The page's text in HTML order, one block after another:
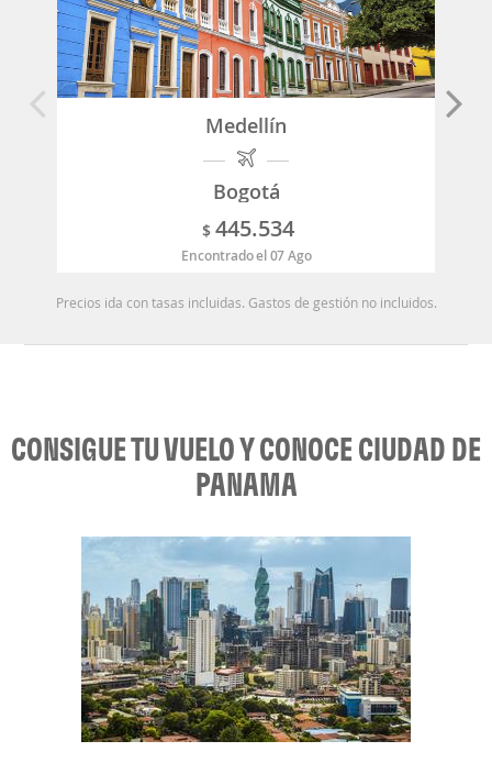
Medellín
Bogotá
$ 445.534
Encontrado el 07 Ago
Precios ida con tasas incluidas. Gastos de gestión no incluidos.
CONSIGUE TU VUELO Y CONOCE CIUDAD DE
PANAMA